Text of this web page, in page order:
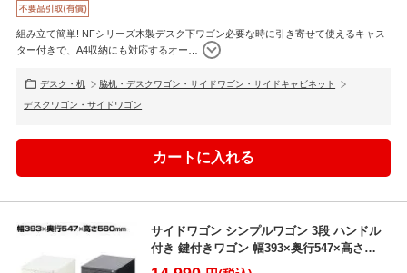
組み立て簡単! NFシリーズ木製デスク下ワゴン必要な時に引き寄せて使えるキャス
ター付きで、A4収納にも対応するオー
デスク・机 脇机・デスクワゴン・サイドワゴン・サイドキャビネット
デスクワゴン・サイドワゴン
サイドワゴン シンプルワゴン 3段 ハンドル
付き 鍵付きワゴン 幅393×奥行547×高さ
560mm...